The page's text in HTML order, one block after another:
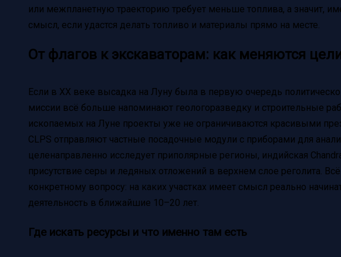
или межпланетную траекторию требует меньше топлива, а значит,
смысл, если удастся делать топливо и материалы прямо на месте.
От флагов к экскаваторам: как меняются
Если в XX веке высадка на Луну была в первую очередь
миссии всё больше напоминают геологоразведку и строительные
ископаемых на Луне проекты уже не ограничиваются красивыми
CLPS отправляют частные посадочные модули с приборами для
целенаправленно исследует приполярные регионы, индийская
присутствие серы и ледяных отложений в верхнем слое реголита.
конкретному вопросу: на каких участках имеет смысл реально
деятельность в ближайшие 10–20 лет.
Где искать ресурсы и что именно там есть